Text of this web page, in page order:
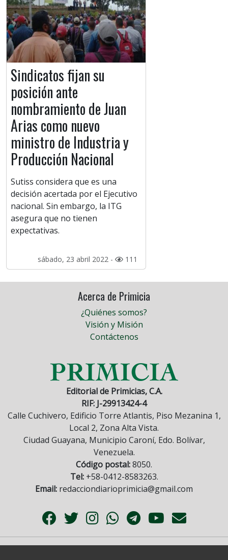
Sindicatos fijan su
posición ante
nombramiento de Juan
Arias como nuevo
ministro de Industria y
Producción Nacional
Sutiss considera que es una
decisión acertada por el Ejecutivo
nacional. Sin embargo, la ITG
asegura que no tienen
expectativas.
sábado, 23 abril 2022 - 111
Acerca de Primicia
¿Quiénes somos?
Visión y Misión
Contáctenos
Editorial de Primicias, C.A.
RIF: J-29913424-4
Calle Cuchivero, Edificio Torre Atlantis, Piso Mezanina 1,
Local 2, Zona Alta Vista.
Ciudad Guayana, Municipio Caroní, Edo. Bolívar,
Venezuela.
Código postal:8050.
Tel:+58-0412-8583263.
Email: redacciondiarioprimicia@gmail.com